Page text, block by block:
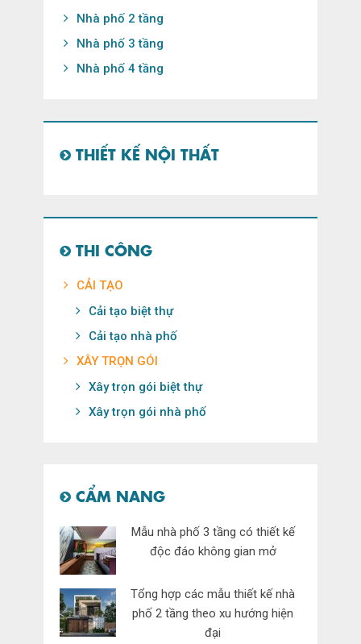
Nhà phố 2 tầng
Nhà phố 3 tầng
Nhà phố 4 tầng
THIẾT KẾ NỘI THẤT
THI CÔNG
CẢI TẠO
Cải tạo biệt thự
Cải tạo nhà phố
XÂY TRỌN GÓI
Xây trọn gói biệt thự
Xây trọn gói nhà phố
CẨM NANG
Mẫu nhà phố 3 tầng có thiết kế
độc đáo không gian mở
Tổng hợp các mẫu thiết kế nhà
phố 2 tầng theo xu hướng hiện
đại